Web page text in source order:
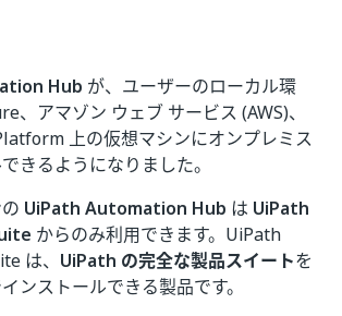
Hub が、ユーザーのローカル環
、アマゾン ウェブ サービス (AWS)、
上の仮想マシンにオンプレミス
きるようになりました。​
UiPath Automation Hub は UiPath
からのみ利用できます。UiPath
は、 UiPath の完全な製品スイートを
ンストールできる製品です。